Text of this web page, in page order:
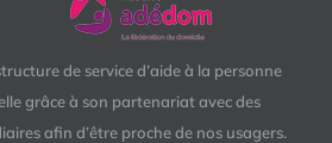
de service d’aide à la personne
grâce à son partenariat avec des
afin d’être proche de nos usagers.